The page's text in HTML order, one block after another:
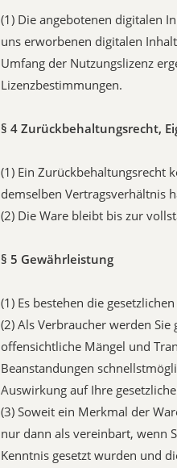
(1) Die angebotenen digitalen
uns erworbenen digitalen
Umfang der Nutzungslizenz
Lizenzbestimmungen.
§ 4 Zurückbehaltungsrecht,
(1) Ein Zurückbehaltungsrecht
demselben Vertragsverhältnis
(2) Die Ware bleibt bis zur
§ 5 Gewährleistung
(1) Es bestehen die
(2) Als Verbraucher werden
offensichtliche Mängel und
Beanstandungen
Auswirkung auf Ihre
(3) Soweit ein Merkmal der
nur dann als vereinbart, wenn
Kenntnis gesetzt wurden und